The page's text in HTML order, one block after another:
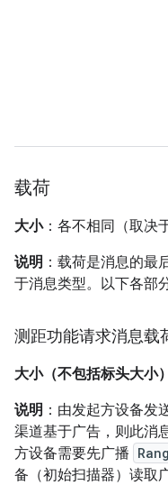
载荷
大小：各不相同（取决
说明 ：载荷是消息的最
于消息类型。以下各部
测距功能请求消息载
大小（不包括标头大小）
说明 ：由发起方设备发
渠道基于广告，则此消
方设备需要先广播
备（初始扫描器）读取